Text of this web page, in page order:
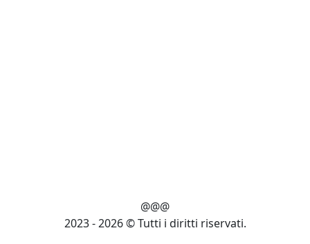
@@@
2023 - 2026 © Tutti i diritti riservati.